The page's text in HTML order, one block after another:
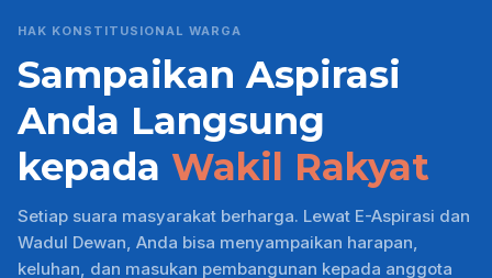
HAK KONSTITUSIONAL WARGA
Sampaikan Aspirasi
Anda Langsung
kepada Wakil Rakyat
Setiap suara masyarakat berharga. Lewat E-Aspirasi dan
Wadul Dewan, Anda bisa menyampaikan harapan,
keluhan, dan masukan pembangunan kepada anggota